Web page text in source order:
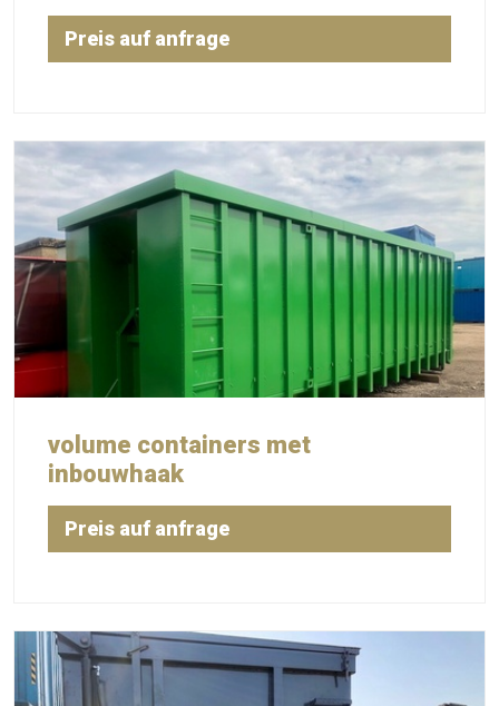
Preis auf anfrage
volume containers met
inbouwhaak
Preis auf anfrage